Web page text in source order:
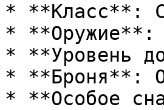
* **Класс**:
* **Оружие**:
* **Уровень
* **Броня**:
* **Особое